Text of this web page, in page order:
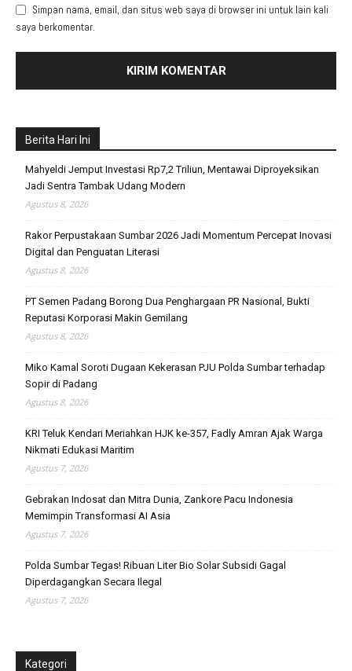
Simpan nama, email, dan situs web saya di browser ini untuk lain kali
saya berkomentar.
Berita Hari Ini
Mahyeldi Jemput Investasi Rp7,2 Triliun, Mentawai Diproyeksikan
Jadi Sentra Tambak Udang Modern
Agustus 8, 2026
Rakor Perpustakaan Sumbar 2026 Jadi Momentum Percepat Inovasi
Digital dan Penguatan Literasi
Agustus 8, 2026
PT Semen Padang Borong Dua Penghargaan PR Nasional, Bukti
Reputasi Korporasi Makin Gemilang
Agustus 8, 2026
Miko Kamal Soroti Dugaan Kekerasan PJU Polda Sumbar terhadap
Sopir di Padang
Agustus 8, 2026
KRI Teluk Kendari Meriahkan HJK ke-357, Fadly Amran Ajak Warga
Nikmati Edukasi Maritim
Agustus 7, 2026
Gebrakan Indosat dan Mitra Dunia, Zankore Pacu Indonesia
Memimpin Transformasi AI Asia
Agustus 7, 2026
Polda Sumbar Tegas! Ribuan Liter Bio Solar Subsidi Gagal
Diperdagangkan Secara Ilegal
Agustus 7, 2026
Kategori